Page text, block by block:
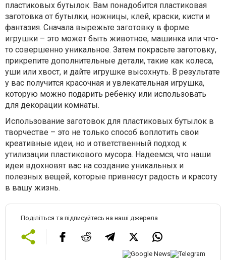
пластиковых бутылок. Вам понадобится пластиковая
заготовка от бутылки, ножницы, клей, краски, кисти и
фантазия. Сначала вырежьте заготовку в форме
игрушки – это может быть животное, машинка или что-
то совершенно уникальное. Затем покрасьте заготовку,
прикрепите дополнительные детали, такие как колеса,
уши или хвост, и дайте игрушке высохнуть. В результате
у вас получится красочная и увлекательная игрушка,
которую можно подарить ребенку или использовать
для декорации комнаты.
Использование заготовок для пластиковых бутылок в
творчестве – это не только способ воплотить свои
креативные идеи, но и ответственный подход к
утилизации пластикового мусора. Надеемся, что наши
идеи вдохновят вас на создание уникальных и
полезных вещей, которые привнесут радость и красоту
в вашу жизнь.
Поділіться та підписуйтесь на наші джерела